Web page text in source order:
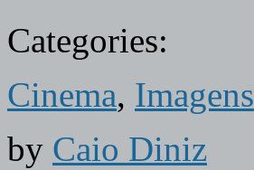
Categories:
Cinema, Imagens
by Caio Diniz